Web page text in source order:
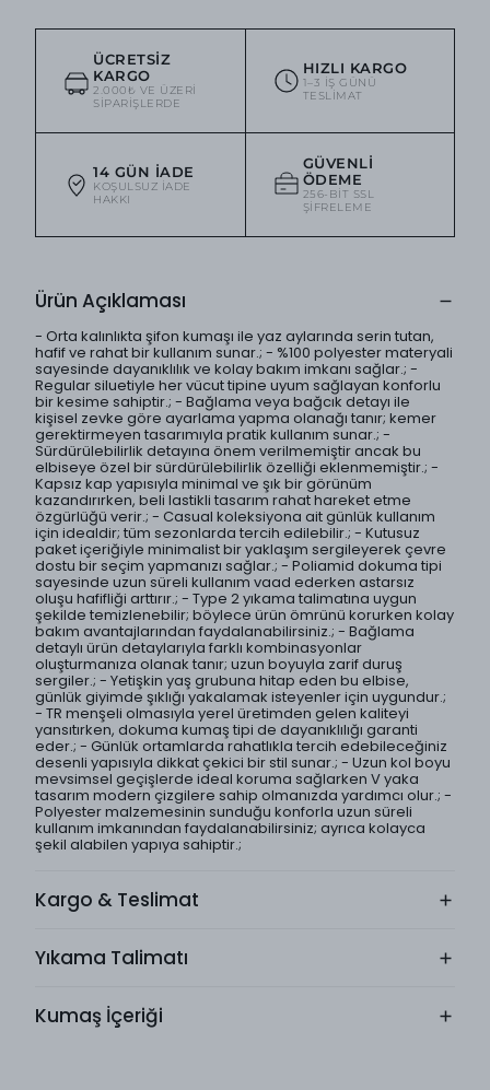
ÜCRETSIZ
KARGO
2.000₺ VE ÜZERI
SIPARIŞLERDE
HIZLI KARGO
1–3 IŞ GÜNÜ
TESLIMAT
14 GÜN İADE
KOŞULSUZ IADE
HAKKI
GÜVENLI
ÖDEME
256-BIT SSL
ŞIFRELEME
Ürün Açıklaması
- Orta kalınlıkta şifon kumaşı ile yaz aylarında serin tutan,
hafif ve rahat bir kullanım sunar.; - %100 polyester materyali
sayesinde dayanıklılık ve kolay bakım imkanı sağlar.; -
Regular siluetiyle her vücut tipine uyum sağlayan konforlu
bir kesime sahiptir.; - Bağlama veya bağcık detayı ile
kişisel zevke göre ayarlama yapma olanağı tanır; kemer
gerektirmeyen tasarımıyla pratik kullanım sunar.; -
Sürdürülebilirlik detayına önem verilmemiştir ancak bu
elbiseye özel bir sürdürülebilirlik özelliği eklenmemiştir.; -
Kapsız kap yapısıyla minimal ve şık bir görünüm
kazandırırken, beli lastikli tasarım rahat hareket etme
özgürlüğü verir.; - Casual koleksiyona ait günlük kullanım
için idealdir; tüm sezonlarda tercih edilebilir.; - Kutusuz
paket içeriğiyle minimalist bir yaklaşım sergileyerek çevre
dostu bir seçim yapmanızı sağlar.; - Poliamid dokuma tipi
sayesinde uzun süreli kullanım vaad ederken astarsız
oluşu hafifliği arttırır.; - Type 2 yıkama talimatına uygun
şekilde temizlenebilir; böylece ürün ömrünü korurken kolay
bakım avantajlarından faydalanabilirsiniz.; - Bağlama
detaylı ürün detaylarıyla farklı kombinasyonlar
oluşturmanıza olanak tanır; uzun boyuyla zarif duruş
sergiler.; - Yetişkin yaş grubuna hitap eden bu elbise,
günlük giyimde şıklığı yakalamak isteyenler için uygundur.;
- TR menşeli olmasıyla yerel üretimden gelen kaliteyi
yansıtırken, dokuma kumaş tipi de dayanıklılığı garanti
eder.; - Günlük ortamlarda rahatlıkla tercih edebileceğiniz
desenli yapısıyla dikkat çekici bir stil sunar.; - Uzun kol boyu
mevsimsel geçişlerde ideal koruma sağlarken V yaka
tasarım modern çizgilere sahip olmanızda yardımcı olur.; -
Polyester malzemesinin sunduğu konforla uzun süreli
kullanım imkanından faydalanabilirsiniz; ayrıca kolayca
şekil alabilen yapıya sahiptir.;
Kargo & Teslimat
Yıkama Talimatı
Kumaş İçeriği